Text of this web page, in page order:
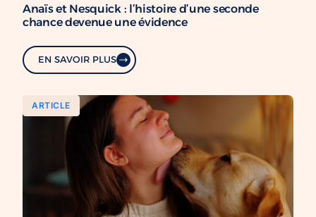
Anaïs et Nesquick : l’histoire d’une seconde
chance devenue une évidence
EN SAVOIR PLUS
ARTICLE